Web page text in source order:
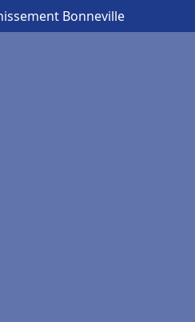
Bonneville